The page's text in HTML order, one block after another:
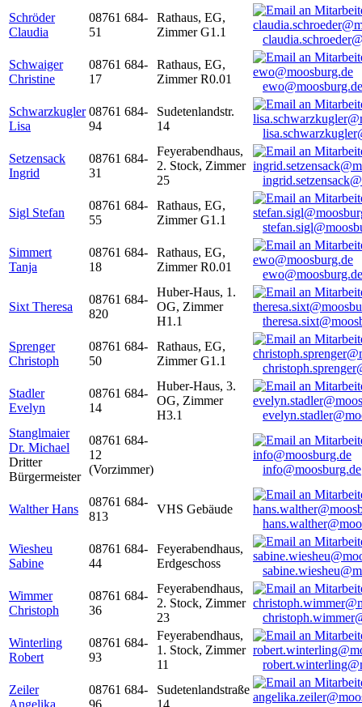
Schröder
Claudia
08761 684-
51
Rathaus, EG,
Zimmer G1.1
Schwaiger
Christine
08761 684-
17
Rathaus, EG,
Zimmer R0.01
ewo@moosburg.de
Schwarzkugler
Lisa
08761 684-
94
Sudetenlandstr.
14
Setzensack
Ingrid
08761 684-
31
Feyerabendhaus,
2. Stock, Zimmer
25
Sigl Stefan
08761 684-
55
Rathaus, EG,
Zimmer G1.1
Simmert
Tanja
08761 684-
18
Rathaus, EG,
Zimmer R0.01
ewo@moosburg.de
Sixt Theresa
08761 684-
820
Huber-Haus, 1.
OG, Zimmer
H1.1
Sprenger
Christoph
08761 684-
50
Rathaus, EG,
Zimmer G1.1
Stadler
Evelyn
08761 684-
14
Huber-Haus, 3.
OG, Zimmer
H3.1
Stanglmaier
Dr. Michael
Dritter
Bürgermeister
08761 684-
12
(Vorzimmer)
info@moosburg.de
Walther Hans
08761 684-
813
VHS Gebäude
Wiesheu
Sabine
08761 684-
44
Feyerabendhaus,
Erdgeschoss
Wimmer
Christoph
08761 684-
36
Feyerabendhaus,
2. Stock, Zimmer
23
Winterling
Robert
08761 684-
93
Feyerabendhaus,
1. Stock, Zimmer
11
Zeiler
Angelika
08761 684-
96
Sudetenlandstraße
14